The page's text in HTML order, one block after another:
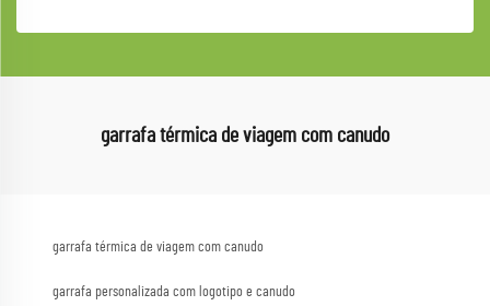
garrafa térmica de viagem com canudo
garrafa térmica de viagem com canudo
garrafa personalizada com logotipo e canudo